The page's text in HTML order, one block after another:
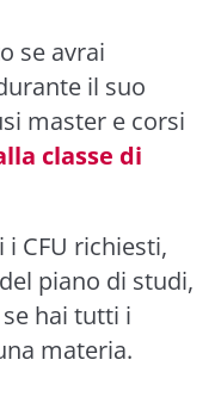
se avrai
il suo
master e corsi
classe di
CFU richiesti,
piano di studi,
hai tutti i
materia.